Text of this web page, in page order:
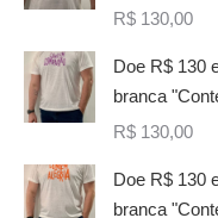
R$ 130,00
Doe R$ 130
branca
R$ 130,00
Doe R$ 130
branca